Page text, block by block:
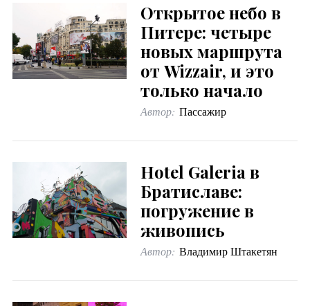
Открытое небо в
Питере: четыре
новых маршрута
от Wizzair, и это
только начало
Автор: Пассажир
Hotel Galeria в
Братиславе:
погружение в
живопись
Автор: Владимир Штакетян